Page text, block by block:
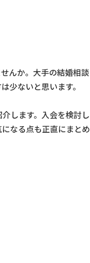
んか。大手の結婚相談
少ないと思います。
します。入会を検討し
なる点も正直にまとめ